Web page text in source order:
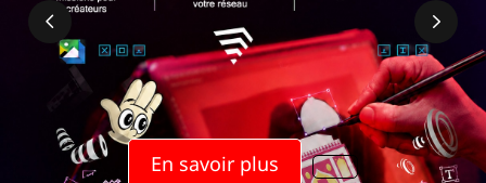
En savoir plus